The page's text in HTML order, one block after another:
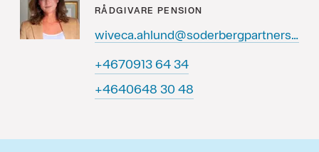
RÅDGIVARE PENSION
wiveca.ahlund@soderbergpartners.se
43 46 3190764+
84 03 8460464+